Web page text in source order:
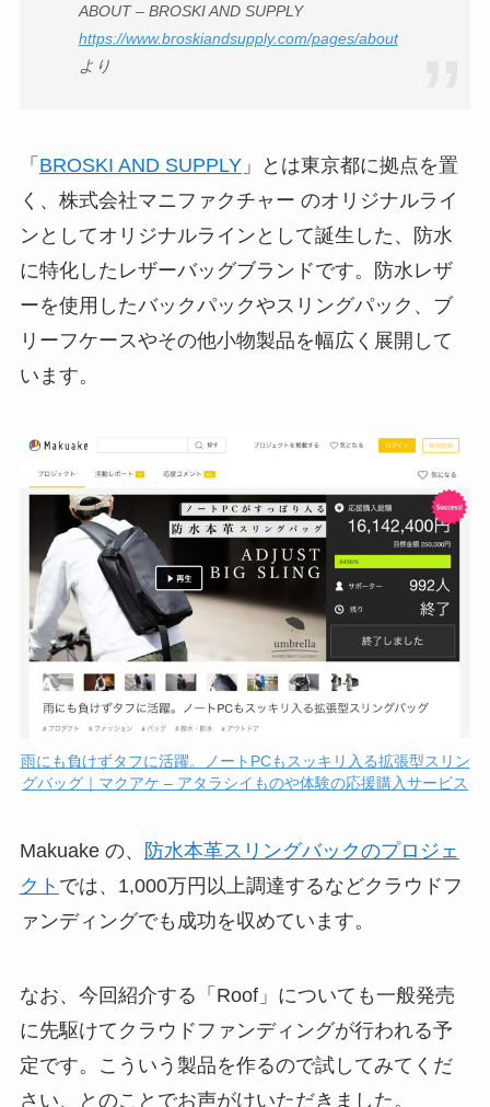
ABOUT – BROSKI AND SUPPLY
https://www.broskiandsupply.com/pages/about
より
「 BROSKI AND SUPPLY」とは東京都に拠点を置
く、株式会社マニファクチャー のオリジナルライ
ンとしてオリジナルラインとして誕生した、防水
に特化したレザーバッグブランドです。防水レザ
ーを使用したバックパックやスリングパック、ブ
リーフケースやその他小物製品を幅広く展開して
います。
雨にも負けずタフに活躍。ノートPCもスッキリ入る拡張型スリン
グバッグ｜マクアケ – アタラシイものや体験の応援購入サービス
Makuake の、 防水本革スリングバックのプロジェ
クト では、1,000万円以上調達するなどクラウドフ
ァンディングでも成功を収めています。
なお、今回紹介する「Roof」についても一般発売
に先駆けてクラウドファンディングが行われる予
定です。こういう製品を作るので試してみてくだ
さい、とのことでお声がけいただきました。